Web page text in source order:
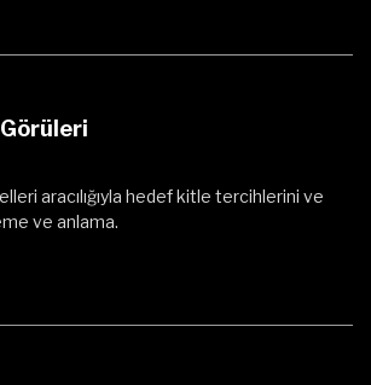
aracılığıyla hedef kitle tercihlerini ve
ve anlama.